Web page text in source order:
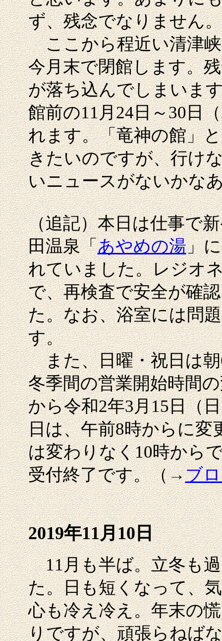
ず、残念でなりません
ここから程近い清津峡
今月末で閉館します。
が落ち込んでしまいま
館前の11月24日～30日
れます。「竜神の館」
きたいのですが、行け
いニュースがないかな
（追記）本日は仕事で
田温泉「あやめの湯」
れていました。レジオ
で、再検査で安全が確
た。なお、浴室には問
す。
また、日曜・祝日は朝
冬季間の営業開始時間
から令和2年3月15日（
日は、午前8時からに変
は変わりなく10時から
受付終了です。（→ブ
2019年11月10日
11月も半ば。立冬も過
た。日も短くなって、
心も冷え冷え。年末の
りですが、頑張らねば